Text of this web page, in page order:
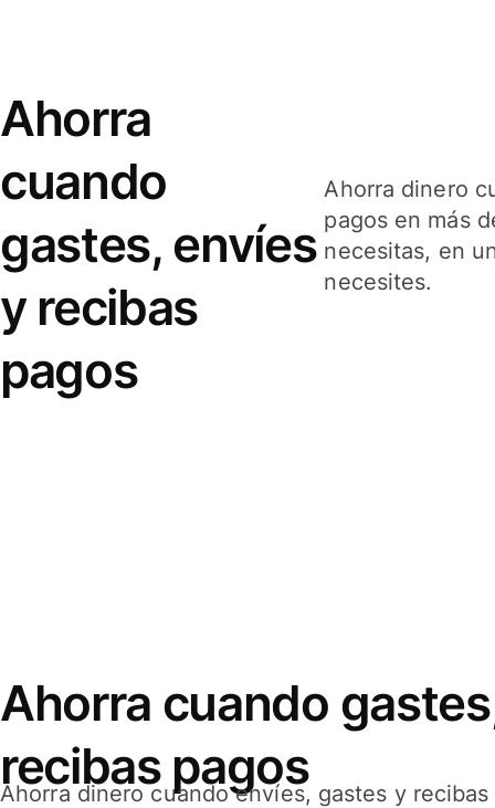
Ahorra
cuando
gastes, envíes
y recibas
pagos
Ahorra dinero
pagos en más
necesitas, en
necesites.
Ahorra cuando
recibas pagos
Ahorra dinero cuando envíes, gastes y